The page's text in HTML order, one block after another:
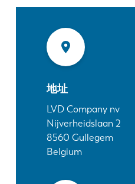
地址
LVD Company nv
Nijverheidslaan 2
8560 Gullegem
Belgium
关于 LVD
最新消息
客户案例
展会活动
资源中心
行业和解决方案